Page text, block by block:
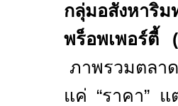
กลุ่มอสังหาริ
พร็อพเพอร์ตี้
ภาพรวมตลา
แค่ “ราคา” แ